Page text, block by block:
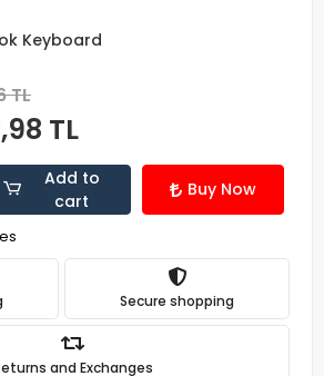
Keyboard
TL
TL
Add to
cart
Buy Now
Secure shopping
and Exchanges